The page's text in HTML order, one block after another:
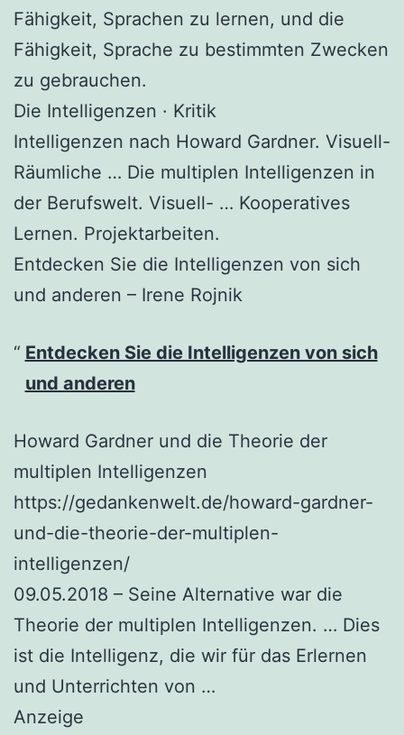
Fähigkeit, Sprachen zu lernen, und die
Fähigkeit, Sprache zu bestimmten Zwecken
zu gebrauchen.
‎Die Intelligenzen · ‎Kritik
Intelligenzen nach Howard Gardner. Visuell-
Räumliche … Die multiplen Intelligenzen in
der Berufswelt. Visuell- … Kooperatives
Lernen. Projektarbeiten.
Entdecken Sie die Intelligenzen von sich
und anderen – Irene Rojnik
Entdecken Sie die Intelligenzen von sich
und anderen
Howard Gardner und die Theorie der
multiplen Intelligenzen
https://gedankenwelt.de/howard-gardner-
und-die-theorie-der-multiplen-
intelligenzen/
09.05.2018 – Seine Alternative war die
Theorie der multiplen Intelligenzen. … Dies
ist die Intelligenz, die wir für das Erlernen
und Unterrichten von …
Anzeige